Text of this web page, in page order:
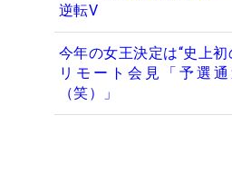
逆転V
今年の女王決定は“史上
リモート会見「予選
（笑）」